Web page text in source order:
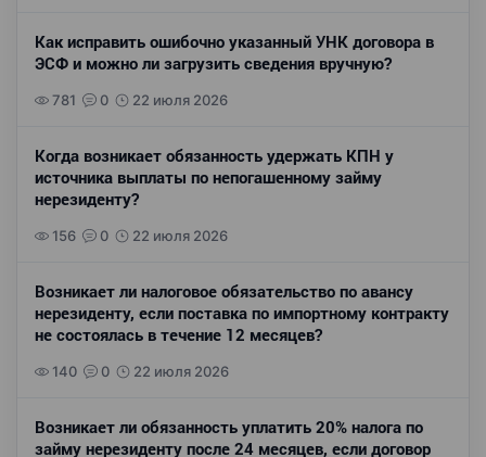
Как исправить ошибочно указанный УНК договора в
ЭСФ и можно ли загрузить сведения вручную?
781 0 22 июля 2026
Когда возникает обязанность удержать КПН у
источника выплаты по непогашенному займу
нерезиденту?
156 0 22 июля 2026
Возникает ли налоговое обязательство по авансу
нерезиденту, если поставка по импортному контракту
не состоялась в течение 12 месяцев?
140 0 22 июля 2026
Возникает ли обязанность уплатить 20% налога по
займу нерезиденту после 24 месяцев, если договор